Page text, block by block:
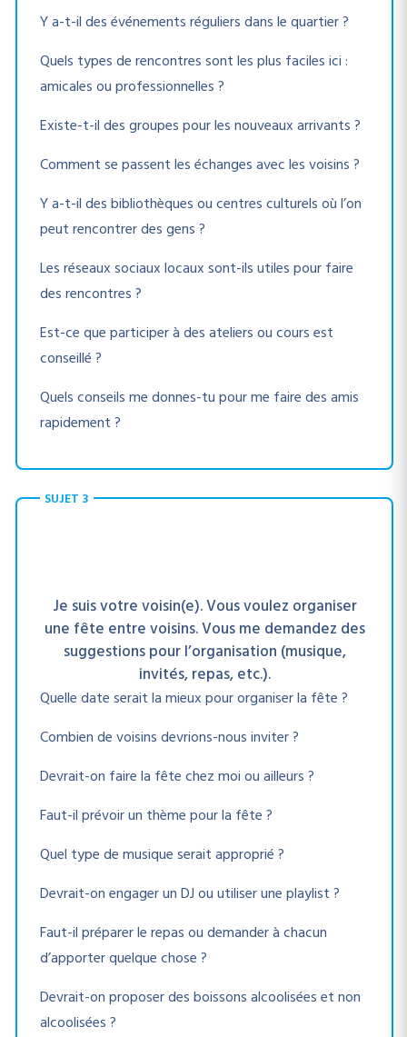
Y a-t-il des événements réguliers dans le quartier ?
Quels types de rencontres sont les plus faciles ici :
amicales ou professionnelles ?
Existe-t-il des groupes pour les nouveaux arrivants ?
Comment se passent les échanges avec les voisins ?
Y a-t-il des bibliothèques ou centres culturels où l’on
peut rencontrer des gens ?
Les réseaux sociaux locaux sont-ils utiles pour faire
des rencontres ?
Est-ce que participer à des ateliers ou cours est
conseillé ?
Quels conseils me donnes-tu pour me faire des amis
rapidement ?
SUJET 3
Je suis votre voisin(e). Vous voulez organiser
une fête entre voisins. Vous me demandez des
suggestions pour l’organisation (musique,
invités, repas, etc.).
Quelle date serait la mieux pour organiser la fête ?
Combien de voisins devrions-nous inviter ?
Devrait-on faire la fête chez moi ou ailleurs ?
Faut-il prévoir un thème pour la fête ?
Quel type de musique serait approprié ?
Devrait-on engager un DJ ou utiliser une playlist ?
Faut-il préparer le repas ou demander à chacun
d’apporter quelque chose ?
Devrait-on proposer des boissons alcoolisées et non
alcoolisées ?